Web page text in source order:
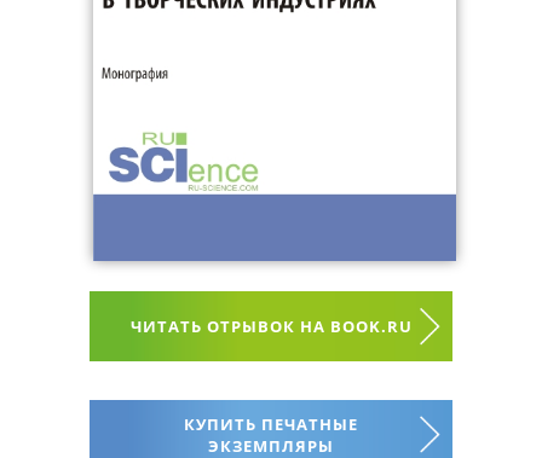
ЧИТАТЬ ОТРЫВОК НА BOOK.RU
КУПИТЬ ПЕЧАТНЫЕ
ЭКЗЕМПЛЯРЫ